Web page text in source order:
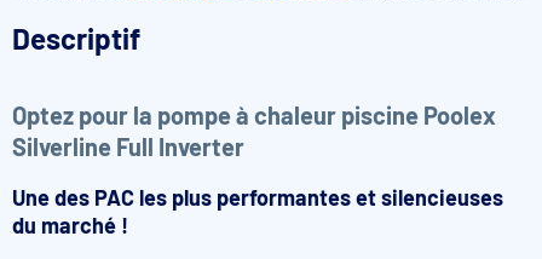
Descriptif
Optez pour la pompe à chaleur piscine Poolex
Silverline Full Inverter
Une des PAC les plus performantes et silencieuses
du marché !